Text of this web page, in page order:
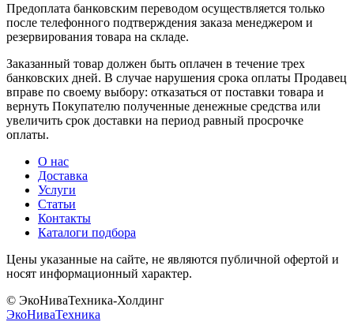
Предоплата банковским переводом осуществляется только
после телефонного подтверждения заказа менеджером и
резервирования товара на складе.
Заказанный товар должен быть оплачен в течение трех
банковских дней. В случае нарушения срока оплаты Продавец
вправе по своему выбору: отказаться от поставки товара и
вернуть Покупателю полученные денежные средства или
увеличить срок доставки на период равный просрочке
оплаты.
О нас
Доставка
Услуги
Статьи
Контакты
Каталоги подбора
Цены указанные на сайте, не являются публичной офертой и
носят информационный характер.
© ЭкоНиваТехника-Холдинг
ЭкоНиваТехника